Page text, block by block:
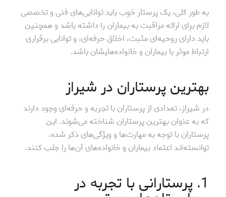
به طور کلی، یک پرستار خوب باید توانایی‌های فنی و تخصصی
لازم برای ارائه مراقبت به بیماران را داشته باشد و همچنین
باید دارای روحیه‌ای مثبت، اخلاق حرفه‌ای، و توانایی برقراری
ارتباط موثر با بیماران و خانواده‌هایشان باشد.
بهترین پرستاران در شیراز
در شیراز، تعدادی از پرستاران با تجربه و حرفه‌ای وجود دارند
که به عنوان بهترین پرستاران شناخته می‌شوند. این
پرستاران با توجه به مهارت‌ها و ویژگی‌های ذکر شده،
توانسته‌اند اعتماد بیماران و خانواده‌های آن‌ها را جلب کنند.
1. پرستارانی با تجربه در